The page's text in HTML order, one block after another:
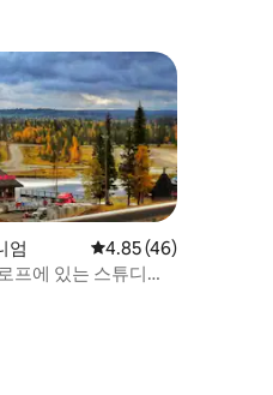
엄 평점 4.85점(5점 만점
4.85 (46)
프에 있는 스튜디오 /